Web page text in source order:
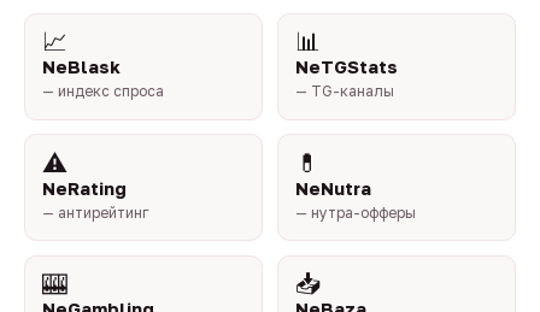
📈
NeBlask
— индекс спроса
📊
NeTGStats
— TG-каналы
⚠️
NeRating
— антирейтинг
💊
NeNutra
— нутра-офферы
🎰 📥